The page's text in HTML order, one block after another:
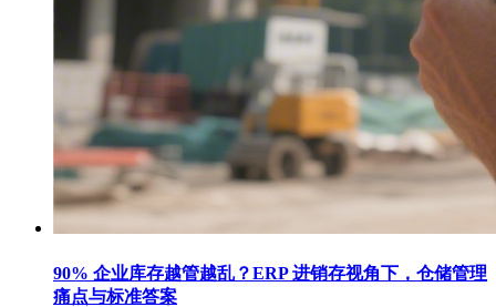
90% 企业库存越管越乱？ERP 进销存视角下，仓储管理
痛点与标准答案